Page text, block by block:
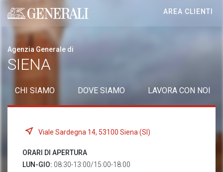
Generali logo
AREA CLIENTI
Agenzia Generale di
SIENA
CHI SIAMO DOVE SIAMO LAVORA CON NOI
Viale Sardegna 14, 53100 Siena (SI)
ORARI DI APERTURA
LUN-GIO: 08:30-13:00/15:00-18:00